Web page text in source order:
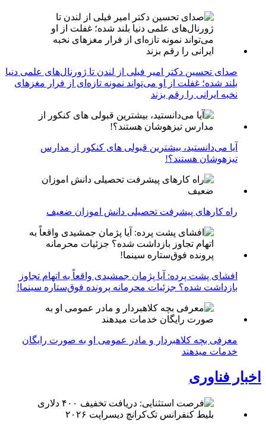
صدای تحسین دکتر امیر فیلی از لندن تا ژورنال‌های علمی دنیا
بلند شده؛ غفلت از او می‌تواند نمونه تازه‌ای از فرار مغزهای
نخبه ایرانی را رقم بزند
آیا می‌دانستید، بیشترین قبولی های کنکور از مدارس
تیزهوشان هستند؟!
راه کارهای پیشرفت تحصیلی دانش اموزان ضعیف
افشای پشت پرده: آیا پژمان جمشیدی واقعاً به اتهام تجاوز
بازداشت شده؟ جزئیات محرمانه پرونده فوق‌ستاره سینما!
معرفی بچه کلاهبردار و مادر عمومی او به صورت رایگان
خدمات میدهند
اخبار فناوری